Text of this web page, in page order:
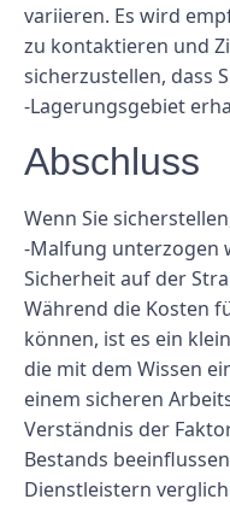
variieren. Es wird
zu kontaktieren und
sicherzustellen, dass
-Lagerungsgebiet
Abschluss
Wenn Sie
-Malfung unterzogen
Sicherheit auf der
Während die Kosten
können, ist es ein
die mit dem Wissen
einem sicheren
Verständnis der
Bestands
Dienstleistern